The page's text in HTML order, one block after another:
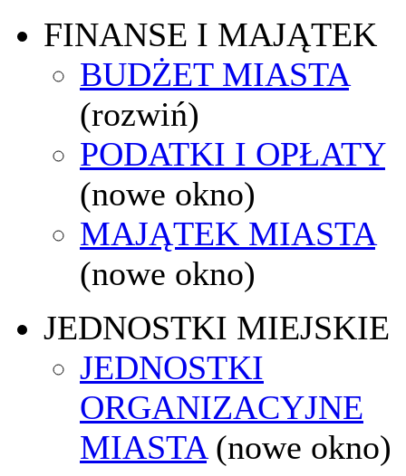
FINANSE I MAJĄTEK
BUDŻET MIASTA
(rozwiń)
PODATKI I OPŁATY
(nowe okno)
MAJĄTEK MIASTA
(nowe okno)
JEDNOSTKI MIEJSKIE
JEDNOSTKI
ORGANIZACYJNE
MIASTA (nowe okno)